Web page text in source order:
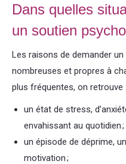
Dans quelles
un soutien
Les raisons de demander
nombreuses et propres à
plus fréquentes, on retrouve :
un état de stress,
envahissant au quotidien ;
un épisode de déprime,
motivation ;